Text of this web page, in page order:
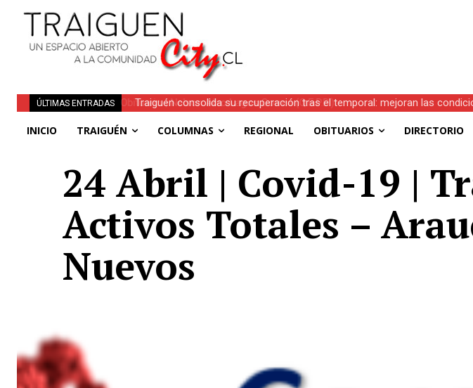
ÚLTIMAS ENTRADAS
Traiguén consolida su recuperación tras el temporal: mejoran las
INICIO TRAIGUÉN COLUMNAS REGIONAL OBITUARIOS DIRECTORIO
24 Abril | Covid-19 |
Activos Totales –
Nuevos